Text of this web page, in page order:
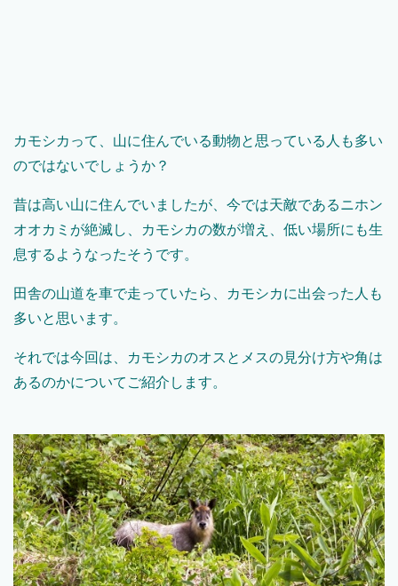
カモシカって、山に住んでいる動物と思っている人も多い
のではないでしょうか？
昔は高い山に住んでいましたが、今では天敵であるニホン
オオカミが絶滅し、カモシカの数が増え、低い場所にも生
息するようなったそうです。
田舎の山道を車で走っていたら、カモシカに出会った人も
多いと思います。
それでは今回は、カモシカのオスとメスの見分け方や角は
あるのかについてご紹介します。